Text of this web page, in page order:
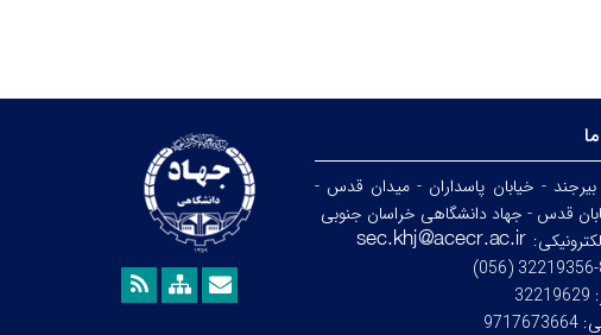
بیرجند - خیابان پاسداران - میدان قدس -
قدس - جهاد دانشگاهی خراسان جنوبی
8-
32219629
9717673664